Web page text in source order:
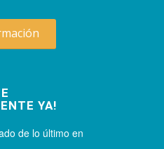
YA!
de lo último en